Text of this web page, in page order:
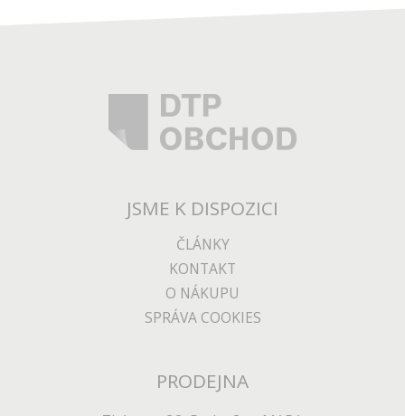
JSME K DISPOZICI
ČLÁNKY
KONTAKT
O NÁKUPU
SPRÁVA COOKIES
PRODEJNA